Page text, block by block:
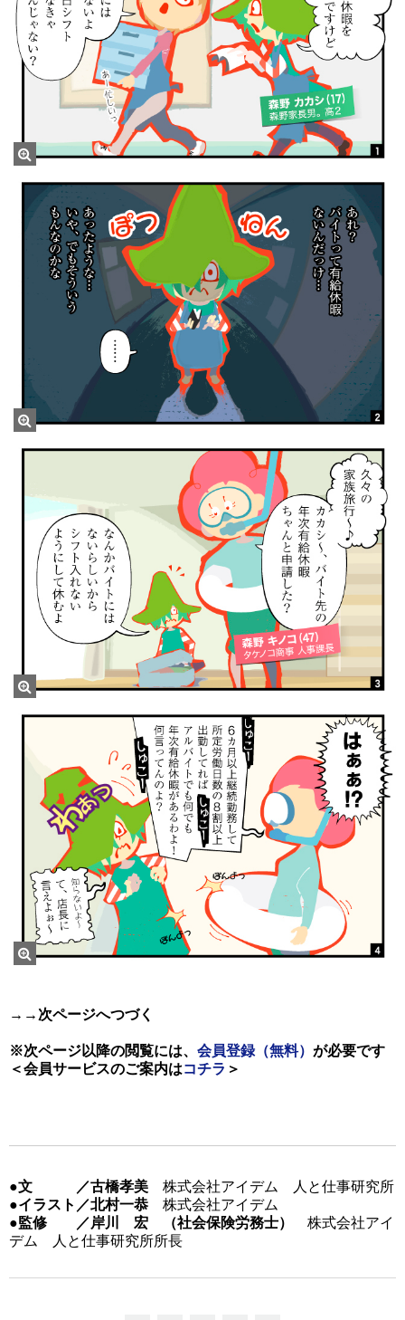
→→次ページへつづく
※次ページ以降の閲覧には、 会員登録（無料） が必要です
＜会員サービスのご案内はコチラ ＞
●文 ／古橋孝美 株式会社アイデム 人と仕事研究所
●イラスト／北村一恭 株式会社アイデム
●監修 ／岸川 宏 （社会保険労務士） 株式会社アイ
デム 人と仕事研究所所長